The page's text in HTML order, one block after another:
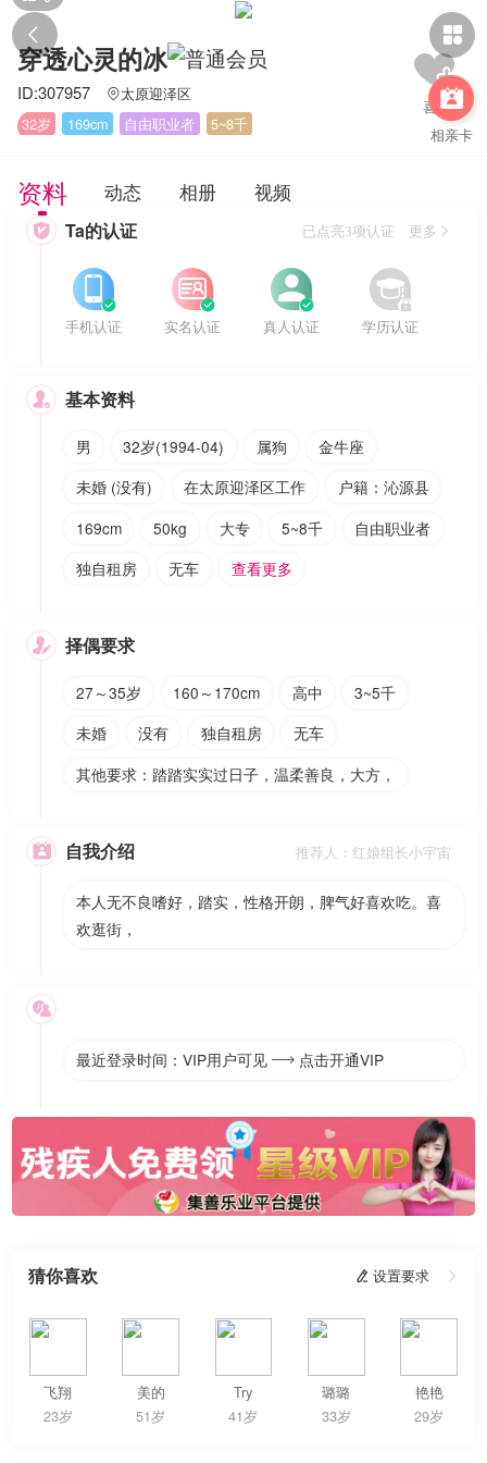
 

相亲卡
穿透心灵的冰
ID:307957 太原迎泽区
32岁
169cm 自由职业者 5~8千
资料 动态 相册 视频
 Ta的认证 已点亮3项认证 更多


手机认证


实名认证


真人认证


学历认证
 基本资料
男 32岁(1994-04) 属狗
金牛座
未婚 (没有)
在太原迎泽区工作
户籍：沁源县
169cm
50kg 大专 5~8千
自由职业者
独自租房
无车 查看更多
 择偶要求
27～35岁 160～170cm 高中
3~5千
未婚
没有 独自租房
无车
其他要求：踏踏实实过日子，温柔善良，大方，
 自我介绍 推荐人：红娘组长小宇宙
本人无不良嗜好，踏实，性格开朗，脾气好喜欢吃。喜
欢逛街，

最近登录时间：VIP用户可见  点击开通VIP
猜你喜欢  设置要求 
飞翔
23岁
美的
51岁
Try
41岁
璐璐
33岁
艳艳
29岁